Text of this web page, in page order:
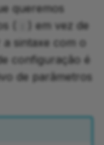
queremos
(
) em vez de
a sintaxe com o
configuração é
de parâmetros